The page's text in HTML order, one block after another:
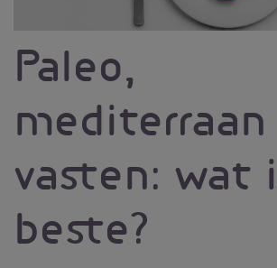
Paleo,
vasten: wat
beste?